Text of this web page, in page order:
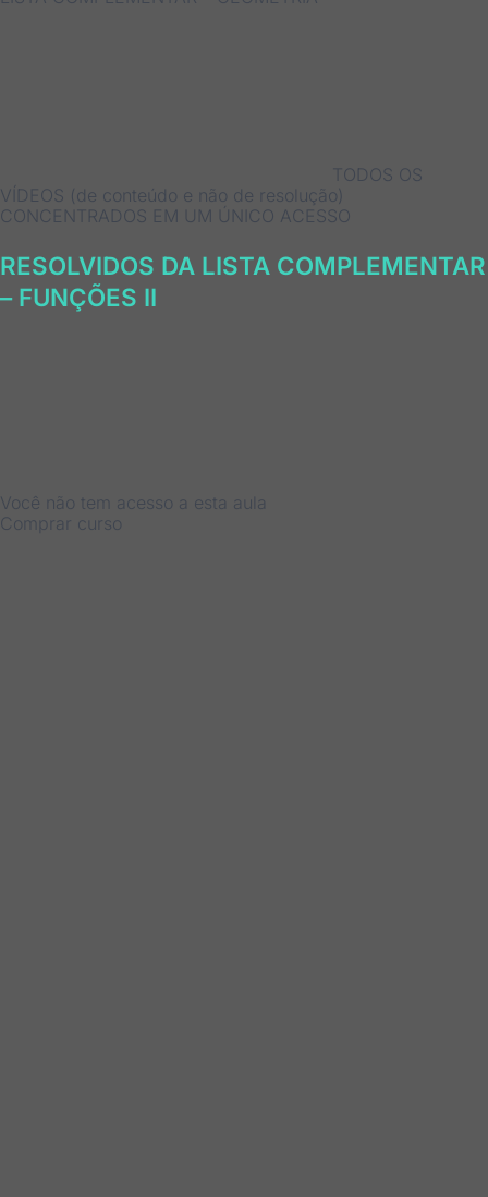
TODOS OS
VÍDEOS (de conteúdo e não de resolução)
CONCENTRADOS EM UM ÚNICO ACESSO
RESOLVIDOS DA LISTA COMPLEMENTAR
– FUNÇÕES II
Você não tem acesso a esta aula
Comprar curso